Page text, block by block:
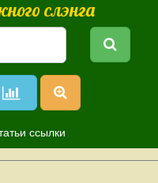
слэнга
ссылки